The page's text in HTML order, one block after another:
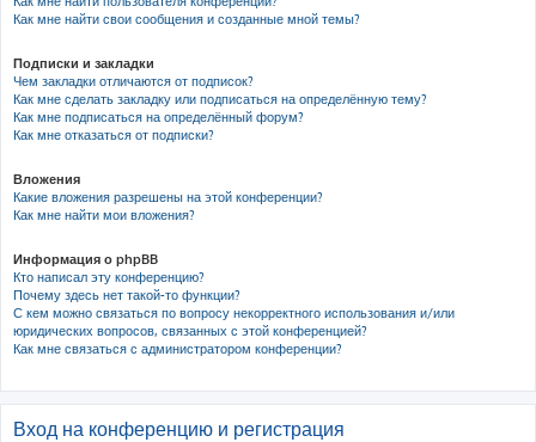
Как мне найти свои сообщения и созданные мной темы?
Подписки и закладки
Чем закладки отличаются от подписок?
Как мне сделать закладку или подписаться на определённую тему?
Как мне подписаться на определённый форум?
Как мне отказаться от подписки?
Вложения
Какие вложения разрешены на этой конференции?
Как мне найти мои вложения?
Информация о phpBB
Кто написал эту конференцию?
Почему здесь нет такой-то функции?
С кем можно связаться по вопросу некорректного использования и/или
юридических вопросов, связанных с этой конференцией?
Как мне связаться с администратором конференции?
Вход на конференцию и регистрация